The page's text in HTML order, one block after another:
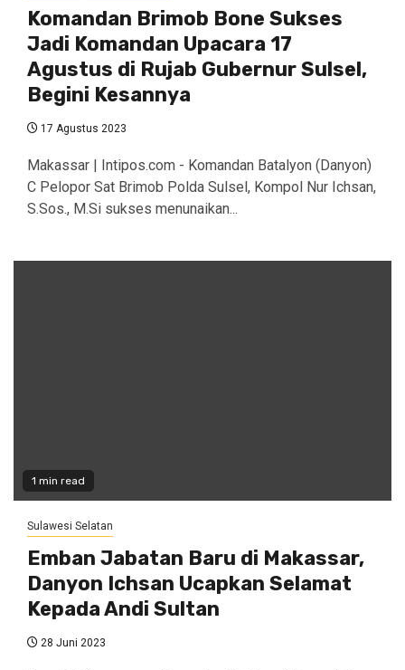
Komandan Brimob Bone Sukses
Jadi Komandan Upacara 17
Agustus di Rujab Gubernur Sulsel,
Begini Kesannya
17 Agustus 2023
Makassar | Intipos.com - Komandan Batalyon (Danyon)
C Pelopor Sat Brimob Polda Sulsel, Kompol Nur Ichsan,
S.Sos., M.Si sukses menunaikan...
1 min read
Sulawesi Selatan
Emban Jabatan Baru di Makassar,
Danyon Ichsan Ucapkan Selamat
Kepada Andi Sultan
28 Juni 2023